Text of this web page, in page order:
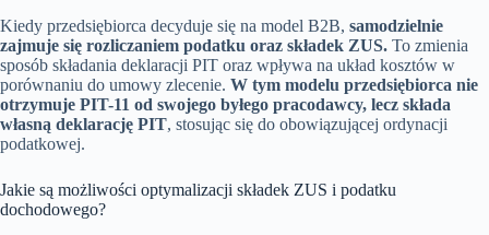
Kiedy przedsiębiorca decyduje się na model B2B, samodzielnie
zajmuje się rozliczaniem podatku oraz składek ZUS. To zmienia
sposób składania deklaracji PIT oraz wpływa na układ kosztów w
porównaniu do umowy zlecenie. W tym modelu przedsiębiorca nie
otrzymuje PIT-11 od swojego byłego pracodawcy, lecz składa
własną deklarację PIT, stosując się do obowiązującej ordynacji
podatkowej.
Jakie są możliwości optymalizacji składek ZUS i podatku
dochodowego?